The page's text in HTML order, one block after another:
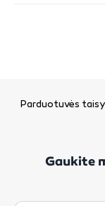
Parduotuvės
Gaukite